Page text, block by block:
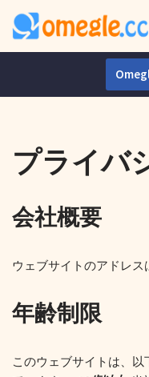
コ
ン
ス
キ
プ
プライバ
会社概要
ウェブサイトのアドレス
年齢制限
このウェブサイトは、